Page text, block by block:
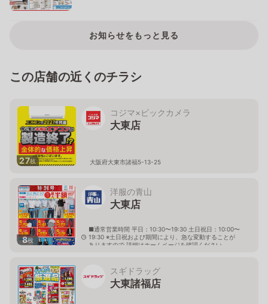
お知らせをもっと見る
この店舗の近くのチラシ
27枚
コジマ×ビックカメラ
大東店
大阪府大東市諸福5-13-25
8枚
洋服の青山
大東店
■通常営業時間 平日：10:30〜19:30 土日祝日：10:00〜
19:30 ※土日祝および期間により、急な変動することが
ありますので 詳細はホームページを確認ください
スギドラッグ
大東諸福店